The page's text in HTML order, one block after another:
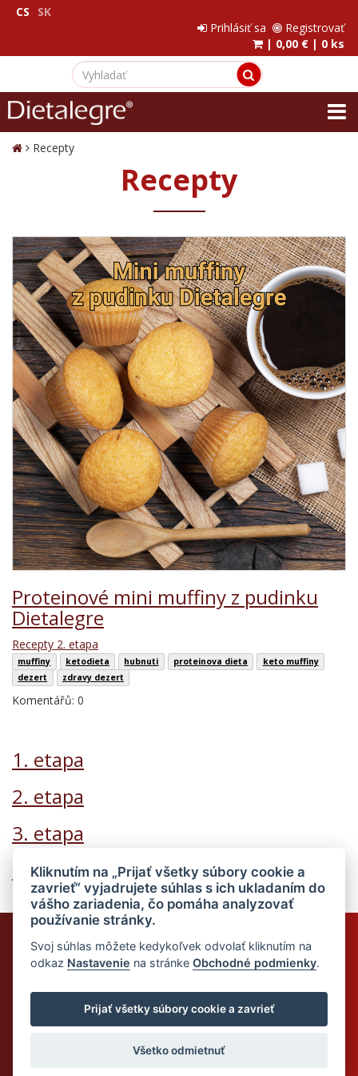
CS
SK
Prihlásiť sa
Registrovať
| 0,00 € | 0 ks
Recepty
Recepty
Proteinové mini muffiny z pudinku
Dietalegre
Recepty 2. etapa
muffiny ketodieta hubnuti proteinova dieta
keto muffiny
dezert
zdravy dezert
Komentářů: 0
1. etapa
2. etapa
3. etapa
Pravé jedlá
Chcem odoberať novinky
Odoslaním súhlasím sospracovaním mojich osobných údajov
Kliknutím na „Prijať všetky súbory cookie a
zavrieť“ vyjadrujete súhlas s ich ukladaním do
vášho zariadenia, čo pomáha analyzovať
používanie stránky.
Svoj súhlas môžete kedykoľvek odvolať kliknutím na
odkaz Nastavenie na stránkeObchodné podmienky.
Prijať všetky súbory cookie a zavrieť
Všetko odmietnuť